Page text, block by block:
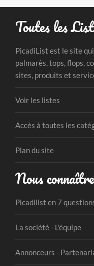
Toutes les
PicadiList est le site
palmarès, tops, flops,
sites, produits et
Voir les listes
Accès à toutes les
Plan du site
Nous connaître
Picadilist en 7
La société - L'équipe
Annonceurs -